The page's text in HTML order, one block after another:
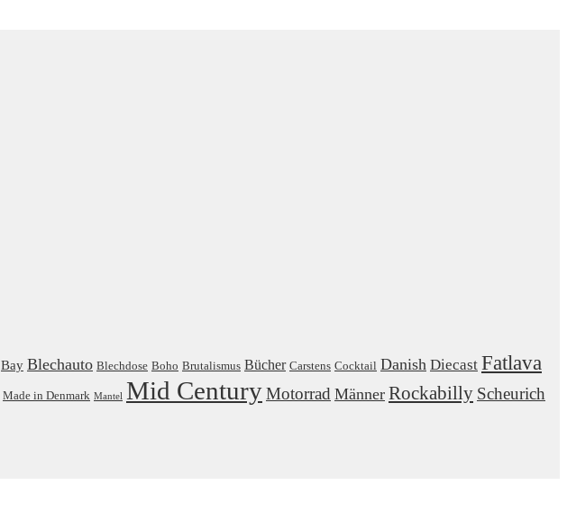
Bay Blechauto Blechdose Boho Brutalismus Bücher Carstens Cocktail Danish Diecast Fatlava
Made in Denmark Mantel Mid CenturyMotorrad Männer Rockabilly Scheurich